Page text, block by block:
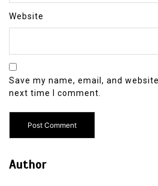
Website
Save my name, email, and
next time I comment.
Author